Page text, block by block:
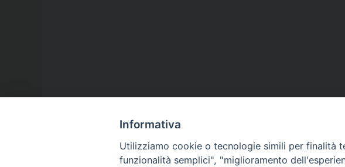
Informativa
Utilizziamo cookie o tecnologie simili per finalità
funzionalità semplici", "miglioramento